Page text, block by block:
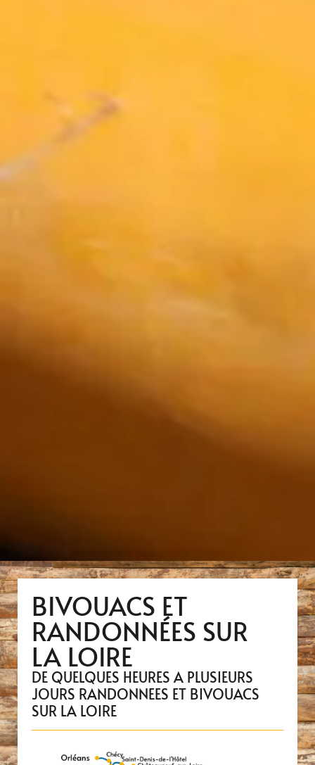
BIVOUACS ET
RANDONNÉES SUR
LA LOIRE
DE QUELQUES HEURES A PLUSIEURS
JOURS RANDONNEES ET BIVOUACS
SUR LA LOIRE